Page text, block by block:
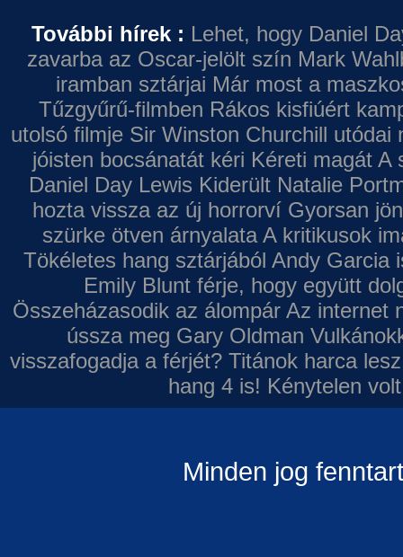
További hírek : Lehet, hogy Daniel
zavarba az Oscar-jelölt szín Mark
iramban sztárjai Már most a
Tűzgyűrű-filmben Rákos kisfiúért
utolsó filmje Sir Winston Churchill utódai
jóisten bocsánatát kéri Kéreti magát A
Daniel Day Lewis Kiderült Natalie
hozta vissza az új horrorví Gyorsan
szürke ötven árnyalata A kritikusok
Tökéletes hang sztárjából Andy Garcia
Emily Blunt férje, hogy együtt
Összeházasodik az álompár Az internet
ússza meg Gary Oldman
visszafogadja a férjét? Titánok harca
hang 4 is! Kénytelen
Minden jog